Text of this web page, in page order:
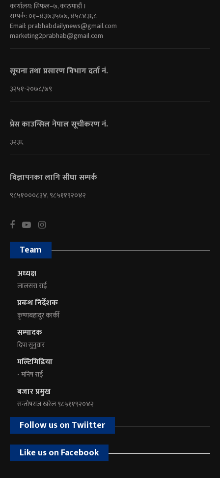
कार्यालय: सिफल–७, काठमाडौं ।
सम्पर्क: ०१–४३७३५७७, ४५८४३६८
Email:prabhabdailynews@gmail.com
marketing2prabhab@gmail.com
सूचना तथा प्रसारण विभाग दर्ता नं.
३२५१-२०७८/७९
प्रेस काउन्सिल नेपाल सूचीकरण नं.
३२३६
विज्ञापनका लागि सीधा सम्पर्क
९८५१०००८३४, ९८५११९२०४२
Team
अध्यक्ष
लालसरा राई
प्रबन्ध निर्देशक
कृष्णबहादुर कार्की
सम्पादक
दिपा सुनुवार
मल्टिमिडिया
- मनिष राई
बजार प्रमुख
सन्तोषराज खरेल ९८५११९२०४२
Follow us on Twiitter
Like us on Facebook